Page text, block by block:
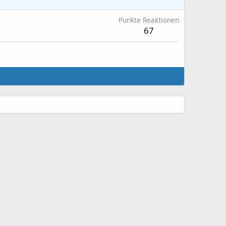
Punkte Reaktionen
67